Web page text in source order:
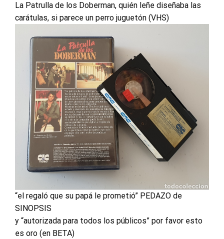
La Patrulla de los Doberman, quién leñe diseñaba las
carátulas, si parece un perro juguetón (VHS)
“el regaló que su papá le prometió” PEDAZO de
SINOPSIS
y “autorizada para todos los públicos” por favor esto
es oro (en BETA)